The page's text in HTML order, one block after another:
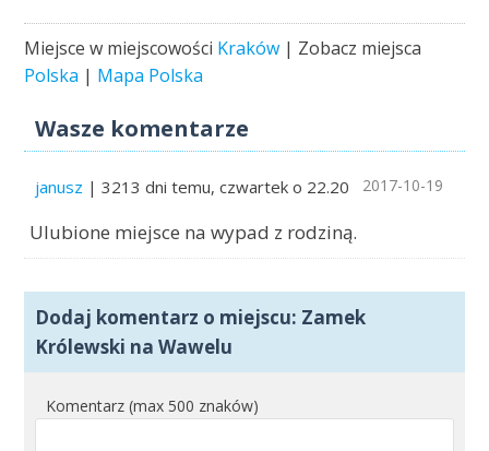
Miejsce w miejscowości Kraków | Zobacz miejsca
Polska | Mapa Polska
Wasze komentarze
janusz | 3213 dni temu, czwartek o 22.20 2017-10-19
Ulubione miejsce na wypad z rodziną.
Dodaj komentarz o miejscu: Zamek
Królewski na Wawelu
Komentarz (max 500 znaków)